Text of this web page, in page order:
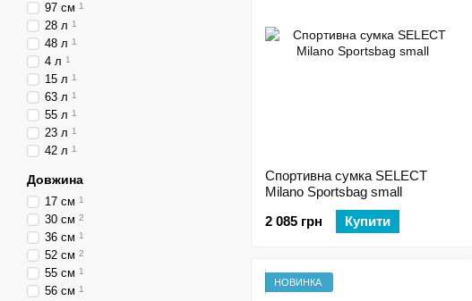
Спортивна сумка SELECT
Milano Sportsbag small
2 085 грн
Купити
НОВИНКА
97 см 1
28 л 1
48 л 1
4 л 1
15 л 1
63 л 1
55 л 1
23 л 1
42 л 1
Довжина
17 см 1
30 см 2
36 см 1
52 см 2
55 см 1
56 см 1